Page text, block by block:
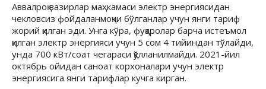
Аввалроқ вазирлар маҳкамаси электр энергиясидан
чекловсиз фойдаланмоқчи бўлганлар учун янги тариф
жорий қилган эди. Унга кўра, фуқаролар барча истеъмол
қилган электр энергияси учун 5 сом 4 тийиндан тўлайди,
унда 700 кВт/соат чегараси қўлланилмайди. 2021-йил
октябрь ойидан саноат корхоналари учун электр
энергиясига янги тарифлар кучга кирган.